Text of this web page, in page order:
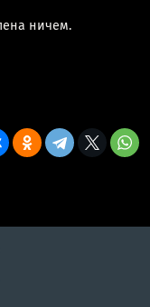
ничем.